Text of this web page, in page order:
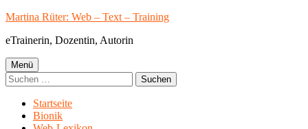
Springe
Inhalt
Martina Rüter: Web – Text – Training
eTrainerin, Dozentin, Autorin
Primäres
Menü
Menü
Suchen
nach:
Startseite
Bionik